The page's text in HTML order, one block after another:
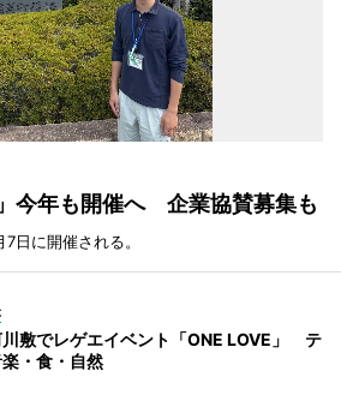
今年も開催へ 企業協賛募集も
7日に開催される。
川敷でレゲエイベント「ONE LOVE」 テ
・食・自然